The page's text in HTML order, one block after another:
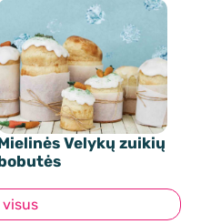
Velykų zuikių
visus